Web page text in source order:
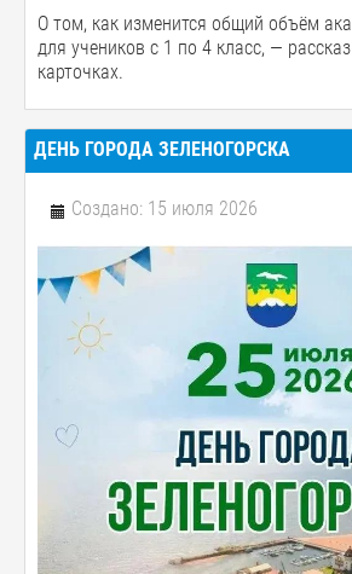
О том, как изменится общий объём
для учеников с 1 по 4 класс, —
карточках.
ДЕНЬ ГОРОДА ЗЕЛЕНОГОРСКА
Создано: 15 июля 2026